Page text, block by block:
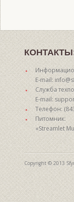
E-mail:
Служба
E-mail:
Телефон:
Питомник:
«Streamlet
Copyright © 2013